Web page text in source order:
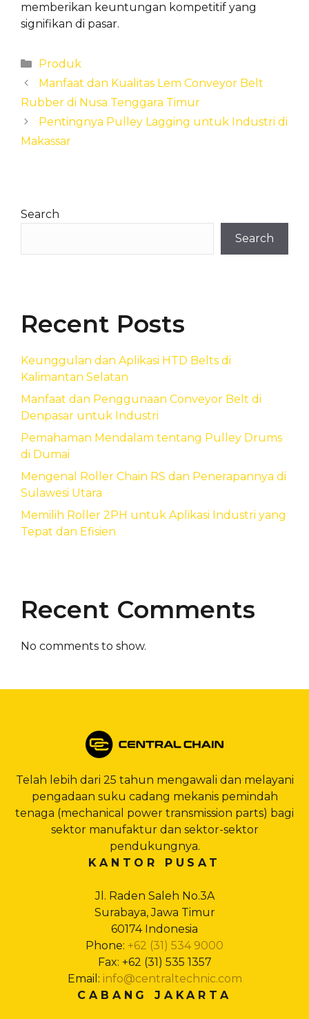
memberikan keuntungan kompetitif yang
signifikan di pasar.
Categories
Produk
Manfaat dan Kualitas Lem Conveyor Belt
Rubber di Nusa Tenggara Timur
Pentingnya Pulley Lagging untuk Industri di
Makassar
Search
Search
Recent Posts
Keunggulan dan Aplikasi HTD Belts di
Kalimantan Selatan
Manfaat dan Penggunaan Conveyor Belt di
Denpasar untuk Industri
Pemahaman Mendalam tentang Pulley Drums
di Dumai
Mengenal Roller Chain RS dan Penerapannya di
Sulawesi Utara
Memilih Roller 2PH untuk Aplikasi Industri yang
Tepat dan Efisien
Recent Comments
No comments to show.
Telah lebih dari 25 tahun mengawali dan melayani
pengadaan suku cadang mekanis pemindah
tenaga (mechanical power transmission parts) bagi
sektor manufaktur dan sektor-sektor
pendukungnya.
KANTOR PUSAT
Jl. Raden Saleh No.3A
Surabaya, Jawa Timur
60174 Indonesia
Phone: +62 (31) 534 9000
Fax: +62 (31) 535 1357
Email: info@centraltechnic.com
CABANG JAKARTA